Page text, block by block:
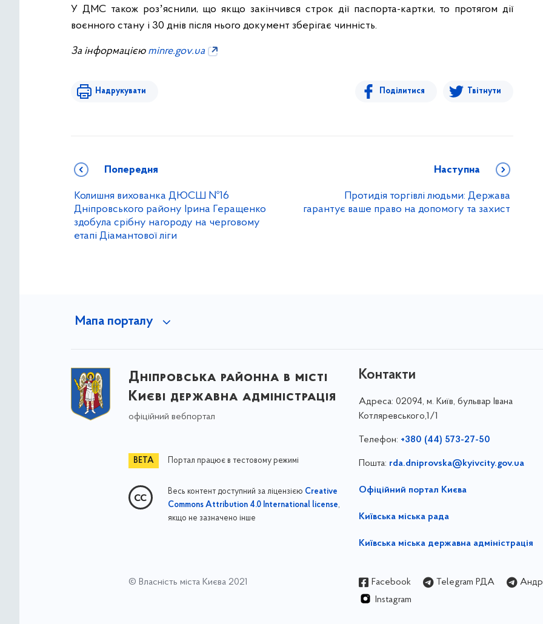
У ДМС також розʼяснили, що якщо закінчився строк дії паспорта-картки, то протягом дії
воєнного стану і 30 днів після нього документ зберігає чинність.
За інформацією minre.gov.ua
Надрукувати Поділитися Твітнути
Попередня
Колишня вихованка ДЮСШ №16
Дніпровського району Ірина Геращенко
здобула срібну нагороду на черговому
етапі Діамантової ліги
Наступна
Протидія торгівлі людьми: Держава
гарантує ваше право на допомогу та захист
Мапа порталу
Дніпровська районна в місті
Києві державна адміністрація
офіційний вебпортал
Портал працює в тестовому режимі
Весь контент доступний за ліцензією Creative
Commons Attribution 4.0 International license,
якщо не зазначено інше
Контакти
Адреса: 02094, м. Київ, бульвар Івана
Котляревського,1/1
Телефон: +380 (44) 573-27-50
Пошта: rda.dniprovska@kyivcity.gov.ua
Офіційний портал Києва
Київська міська рада
Київська міська державна адміністрація
© Власність міста Києва 2021 Facebook Telegram РДА
Instagram